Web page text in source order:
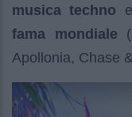
musica techno
fama mondiale
Apollonia, Chase